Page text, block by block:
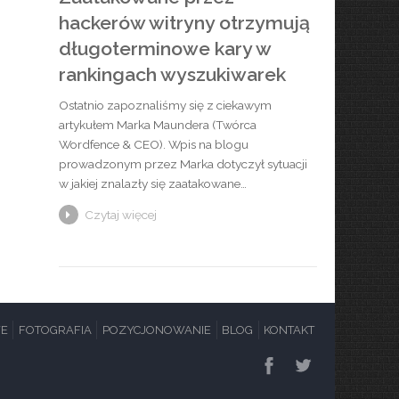
hackerów witryny otrzymują
długoterminowe kary w
rankingach wyszukiwarek
Ostatnio zapoznaliśmy się z ciekawym
artykułem Marka Maundera (Twórca
Wordfence & CEO). Wpis na blogu
prowadzonym przez Marka dotyczył sytuacji
w jakiej znalazły się zaatakowane…
Czytaj więcej
FOTOGRAFIA POZYCJONOWANIE BLOG KONTAKT